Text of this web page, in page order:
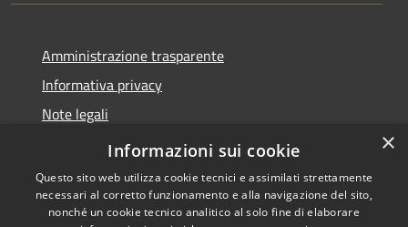
Amministrazione trasparente
Informativa privacy
Note legali
Dichiarazione di accessibilità
×
Informazioni sui cookie
Questo sito web utilizza cookie tecnici e assimilati strettamente
necessari al corretto funzionamento e alla navigazione del sito,
nonché un cookie tecnico analitico al solo fine di elaborare